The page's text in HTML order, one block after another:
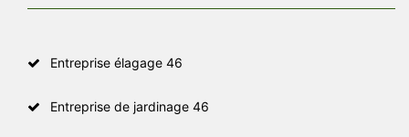
Entreprise élagage 46
Entreprise de jardinage 46